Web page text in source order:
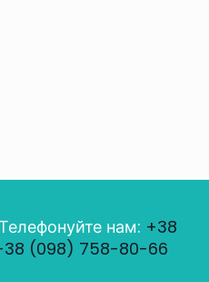
нам: +38
(098) 758-80-66